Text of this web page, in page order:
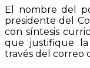
El nombre del
presidente del
con síntesis
que justifique
través del correo